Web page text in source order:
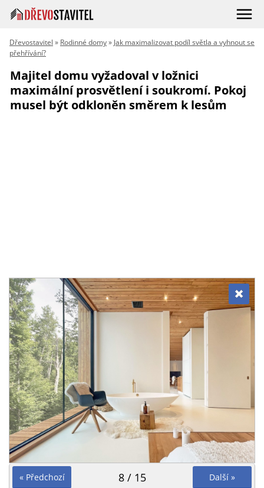
Dřevostavitel » Rodinné domy» Jak maximalizovat podíl světla a vyhnout se
přehřívání?
Majitel domu vyžadoval v ložnici
maximální prosvětlení i soukromí. Pokoj
musel být odkloněn směrem k lesům
« Předchozí Další »
8 / 15